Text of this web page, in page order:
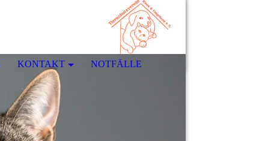
KONTAKT NOTFÄLLE